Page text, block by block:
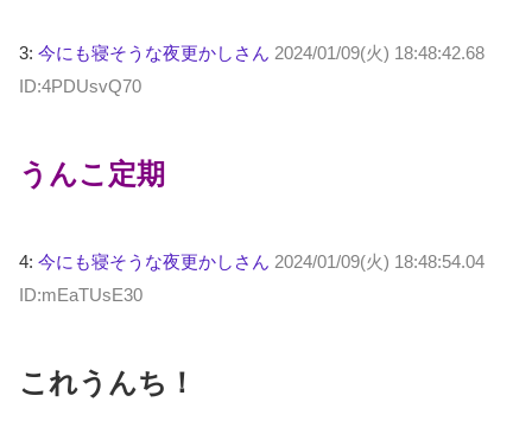
3: 今にも寝そうな夜更かしさん 2024/01/09(火) 18:48:42.68
ID:4PDUsvQ70
うんこ定期
4: 今にも寝そうな夜更かしさん 2024/01/09(火) 18:48:54.04
ID:mEaTUsE30
これうんち！